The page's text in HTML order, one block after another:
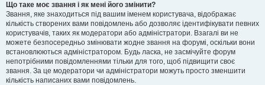
Що таке моє звання і як мені його змінити?
Звання, яке знаходиться під вашим іменем користувача, відображає
кількість створених вами повідомлень або дозволяє ідентифікувати певних
користувачів, таких як модератори або адміністратори. Взагалі ви не
можете безпосередньо змінювати жодне звання на форумі, оскільки вони
встановлюються адміністратором. Будь ласка, не засмічуйте форум
непотрібними повідомленнями тільки для того, щоб підвищити своє
звання. За це модератори чи адміністратори можуть просто зменшити
кількість написаних вами повідомлень.